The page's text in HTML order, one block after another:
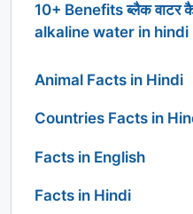
10+ Benefits ब्लैक वाटर
alkaline water in hindi
Animal Facts in Hindi
Countries Facts in
Facts in English
Facts in Hindi